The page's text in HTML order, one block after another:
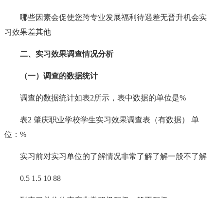
哪些因素会促使您跨专业发展福利待遇差无晋升机会实
习效果差其他
二、实习效果调查情况分析
（一）调查的数据统计
调查的数据统计如表2所示，表中数据的单位是%
表2 肇庆职业学校学生实习效果调查表（有数据） 单
位：%
实习前对实习单位的了解情况非常了解了解一般不了解
0.5 1.5 10 88